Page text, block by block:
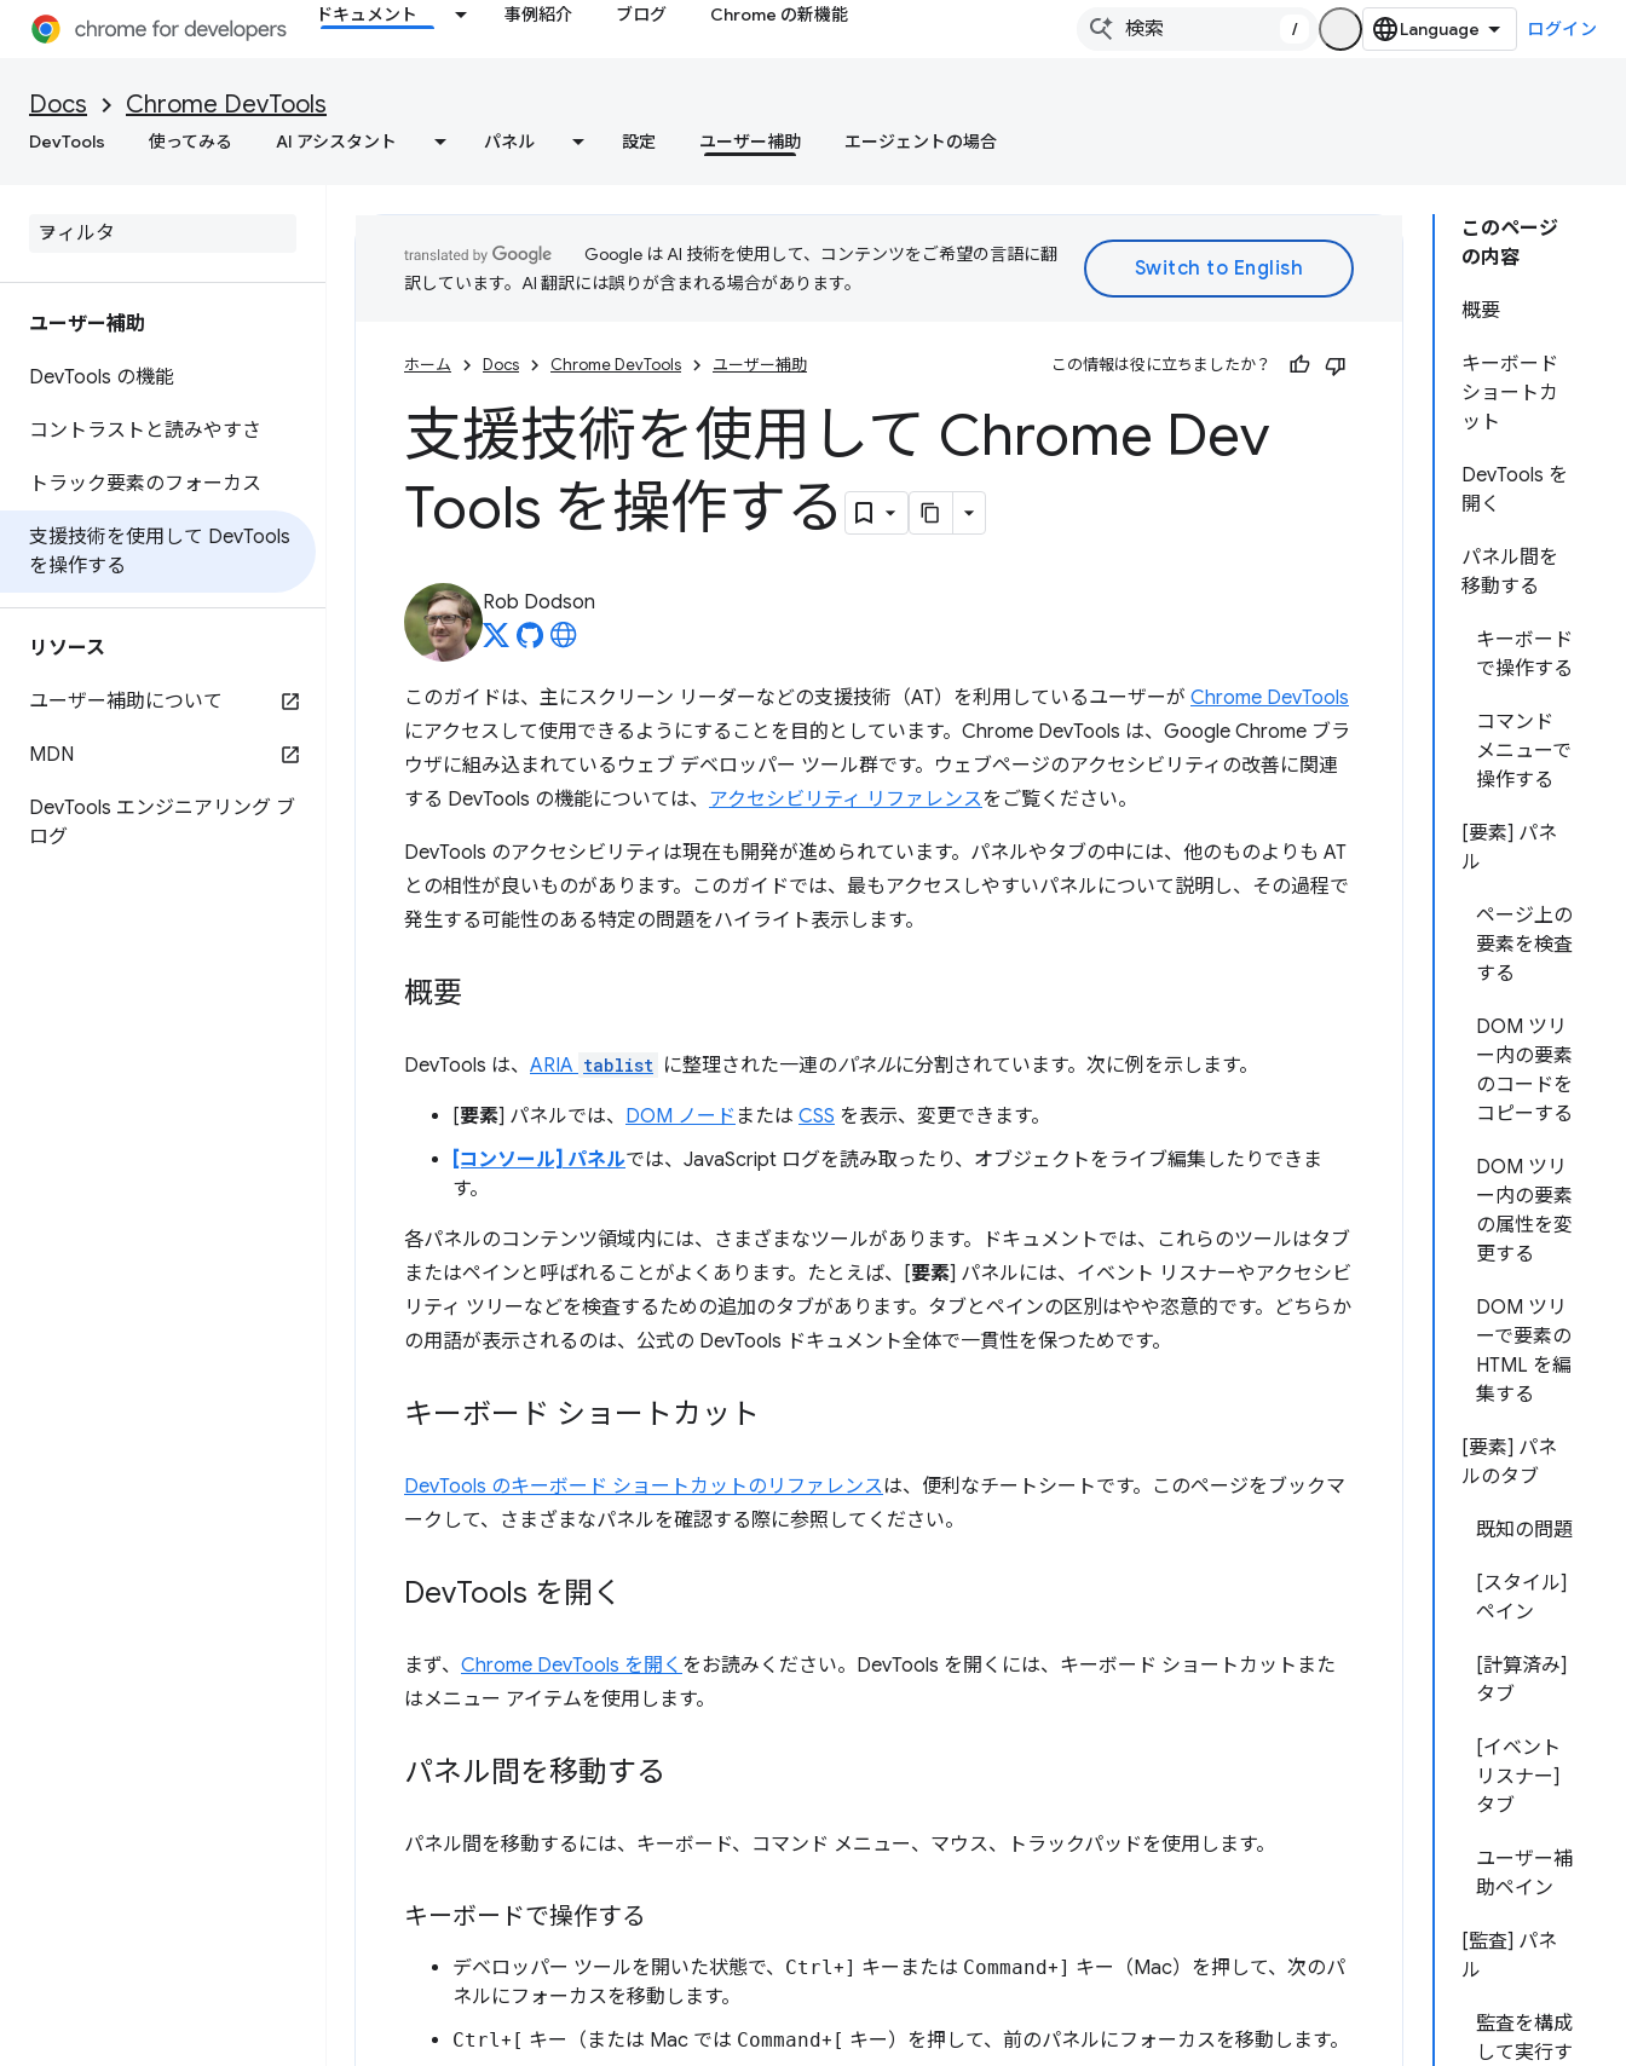
ドキュメント 事例紹介 ブログ Chrome の新機能
/ ログイン
Docs Chrome DevTools
DevTools 使ってみる AI アシスタント パネル 設定 ユーザー補助 エージェントの場合
ユーザー補助
DevTools の機能
コントラストと読みやすさ
トラック要素のフォーカス
支援技術を使用して DevTools
を操作する
リソース
ユーザー補助について
MDN
DevTools エンジニアリング ブ
ログ
このページ
の内容
概要
キーボード
ショートカ
ット
DevTools を
開く
パネル間を
移動する
キーボード
で操作する
コマンド
メニューで
操作する
[要素] パネ
ル
ページ上の
要素を検査
する
DOM ツリ
ー内の要素
のコードを
コピーする
DOM ツリ
ー内の要素
の属性を変
更する
DOM ツリ
ーで要素の
HTML を編
集する
[要素] パネ
ルのタブ
既知の問題
[スタイル]
ペイン
[計算済み]
タブ
[イベント
リスナー]
タブ
ユーザー補
助ペイン
[監査] パネ
ル
監査を構成
して実行す
Google は AI 技術を使用して、コンテンツをご希望の言語に翻
訳しています。AI 翻訳には誤りが含まれる場合があります。
ホーム Docs Chrome DevTools ユーザー補助 この情報は役に立ちましたか？
支援技術を使用して Chrome Dev
Tools を操作する
Rob Dodson
このガイドは、主にスクリーン リーダーなどの支援技術（AT）を利用しているユーザーが Chrome DevTools
にアクセスして使用できるようにすることを目的としています。Chrome DevTools は、Google Chrome ブラ
ウザに組み込まれているウェブ デベロッパー ツール群です。ウェブページのアクセシビリティの改善に関連
する DevTools の機能については、 アクセシビリティ リファレンスをご覧ください。
DevTools のアクセシビリティは現在も開発が進められています。パネルやタブの中には、他のものよりも AT
との相性が良いものがあります。このガイドでは、最もアクセスしやすいパネルについて説明し、その過程で
発生する可能性のある特定の問題をハイライト表示します。
概要
DevTools は、 ARIA tablist に整理された一連のパネルに分割されています。次に例を示します。
[要素] パネルでは、 DOM ノード または CSS を表示、変更できます。
[コンソール] パネルでは、JavaScript ログを読み取ったり、オブジェクトをライブ編集したりできま
す。
各パネルのコンテンツ領域内には、さまざまなツールがあります。ドキュメントでは、これらのツールはタブ
またはペインと呼ばれることがよくあります。 たとえば、[要素] パネルには、イベント リスナーやアクセシビ
リティ ツリーなどを検査するための追加のタブがあります。タブとペインの区別はやや恣意的です。どちらか
の用語が表示されるのは、公式の DevTools ドキュメント全体で一貫性を保つためです。
キーボード ショートカット
DevTools のキーボード ショートカットのリファレンスは、便利なチートシートです。このページをブックマ
ークして、さまざまなパネルを確認する際に参照してください。
DevTools を開く
まず、 Chrome DevTools を開く をお読みください。DevTools を開くには、キーボード ショートカットまた
はメニュー アイテムを使用します。
パネル間を移動する
パネル間を移動するには、キーボード、コマンド メニュー、マウス、トラックパッドを使用します。
キーボードで操作する
デベロッパー ツールを開いた状態で、 Ctrl+] キーまたは Command+] キー（Mac）を押して、次のパ
ネルにフォーカスを移動します。
Ctrl+ [ キー（または Mac では Command+ [ キー）を押して、前のパネルにフォーカスを移動します。